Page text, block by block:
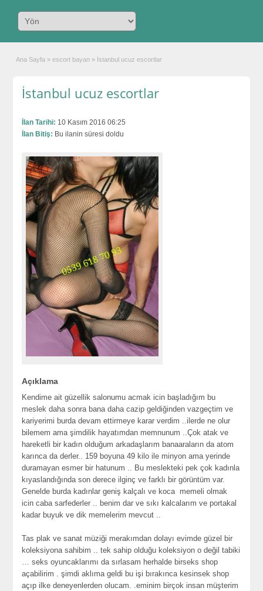
Ana Sayfa » escort bayan » İstanbul ucuz escortlar
İstanbul ucuz escortlar
İlan Tarihi: 10 Kasım 2016 06:25
İlan Bitiş: Bu ilanin süresi doldu
Açıklama
Kendime ait güzellik salonumu acmak icin başladığım bu
meslek daha sonra bana daha cazip geldiğinden vazgeçtim ve
kariyerimi burda devam ettirmeye karar verdim ..ilerde ne olur
bilemem ama şimdilik hayatımdan memnunum ..Çok atak ve
hareketli bir kadın olduğum arkadaşlarım banaaraların da atom
karınca da derler.. 159 boyuna 49 kilo ile minyon ama yerinde
duramayan esmer bir hatunum .. Bu meslekteki pek çok kadınla
kıyaslandığında son derece ilginç ve farklı bir görüntüm var.
Genelde burda kadınlar geniş kalçalı ve koca memeli olmak
icin caba sarfederler .. benim dar ve sıkı kalcalarım ve portakal
kadar buyuk ve dik memelerim mevcut ..
Tas plak ve sanat müziği merakımdan dolayı evimde güzel bir
koleksiyona sahibim .. tek sahip olduğu koleksiyon o değil tabiki
… seks oyuncaklarımı da sırlasam herhalde birseks shop
açabilirim . şimdi aklıma geldi bu işi bırakınca kesinsek shop
açıp ilke deneyenlerden olucam. .eminim birçok insan müşterim